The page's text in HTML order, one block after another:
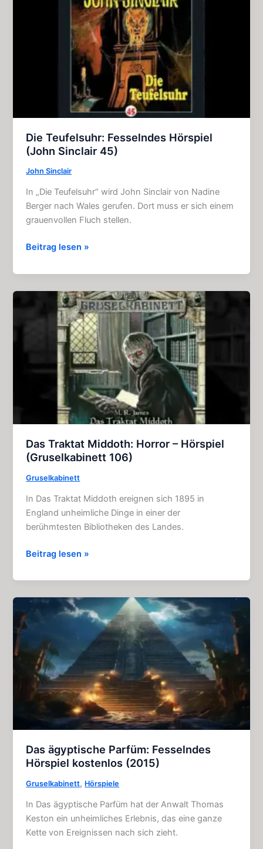
Die Teufelsuhr: Fesselndes Hörspiel
(John Sinclair 45)
John Sinclair
In „Die Teufelsuhr“ wird John Sinclair von Nadine
Berger nach Wales gerufen. Dort muss er sich einem
grauenvollen Fluch stellen.
Die
Fesselndes
Hörspiel
Sinclair
Beitrag lesen »
Das Traktat Middoth: Horror – Hörspiel
(Gruselkabinett 106)
Gruselkabinett
In Das Traktat Middoth ereignen sich 1895 in
England unheimliche Dinge in einer der
berühmtesten Bibliotheken des Landes.
Das
Middoth:
Horror
Hörspiel
(Gruselkabinett
106)
Beitrag lesen »
Das ägyptische Parfüm: Fesselndes
Hörspiel kostenlos (2015)
Gruselkabinett, Hörspiele
In Das ägyptische Parfüm hat der Anwalt Thomas
Keston ein unheimliches Erlebnis, das eine ganze
Kette von Ereignissen nach sich zieht.